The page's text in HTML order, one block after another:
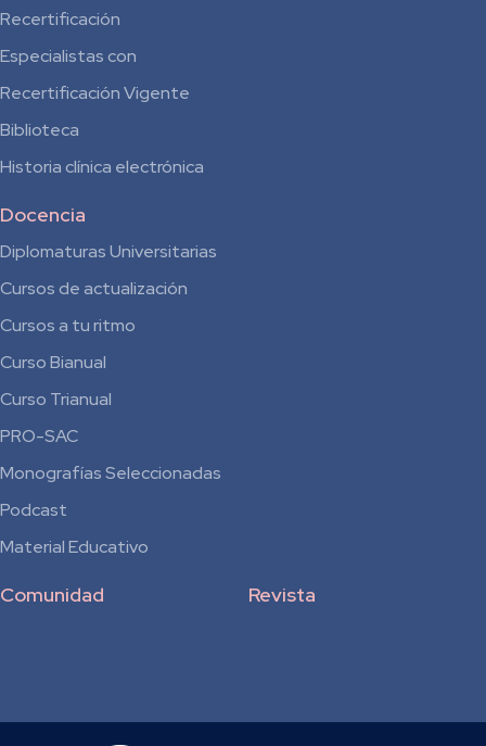
Recertificación
Especialistas con
Recertificación Vigente
Biblioteca
Historia clínica electrónica
Docencia
Diplomaturas Universitarias
Cursos de actualización
Cursos a tu ritmo
Curso Bianual
para
Residentes
Curso Trianual
PRO-SAC
Monografías Seleccionadas
Podcast
Material Educativo
Revista
Comunidad